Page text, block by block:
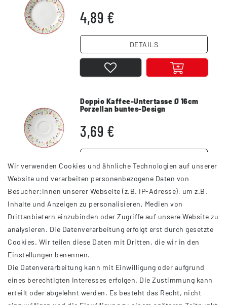
4,89 €
DETAILS
Doppio Kaffee-Untertasse Ø 16cm
Porzellan buntes-Design
3,69 €
INFORMATIONEN
AGB
Impressum
Datenschutzerklärung
Widerrufsrecht
Wir verwenden Cookies und ähnliche Technologien auf unserer
Website und verarbeiten personenbezogene Daten von
Besucher:innen unserer Webseite (z.B. IP-Adresse), um z.B.
Inhalte und Anzeigen zu personalisieren, Medien von
Drittanbietern einzubinden oder Zugriffe auf unsere Website zu
analysieren. Die Datenverarbeitung erfolgt erst durch gesetzte
Cookies. Wir teilen diese Daten mit Dritten, die wir in den
Einstellungen benennen.
Die Datenverarbeitung kann mit Einwilligung oder aufgrund
eines berechtigten Interesses erfolgen. Die Zustimmung kann
erteilt oder abgelehnt werden. Es besteht das Recht, nicht